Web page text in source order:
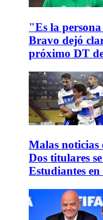
"Es la
Bravo dejó
próximo DT
Malas noticias
Dos titulares
Estudiantes